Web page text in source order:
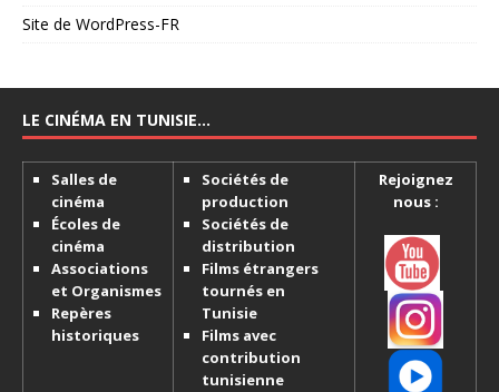
Site de WordPress-FR
LE CINÉMA EN TUNISIE…
Salles de
cinéma
Écoles de
cinéma
Associations
et Organismes
Repères
historiques
Sociétés de
production
Sociétés de
distribution
Films étrangers
tournés en
Tunisie
Films avec
contribution
tunisienne
Rejoignez
nous :